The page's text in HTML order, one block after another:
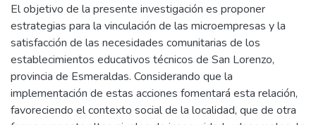
El objetivo de la presente investigación es proponer
estrategias para la vinculación de las microempresas y la
satisfacción de las necesidades comunitarias de los
establecimientos educativos técnicos de San Lorenzo,
provincia de Esmeraldas. Considerando que la
implementación de estas acciones fomentará esta relación,
favoreciendo el contexto social de la localidad, que de otra